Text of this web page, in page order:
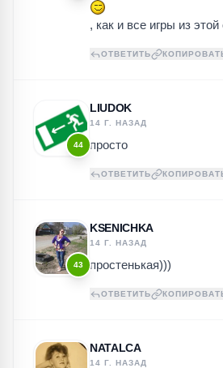
, как и все игры из этой
ОТВЕТИТЬ
44
LIUDOK
14 Г. НАЗАД
просто
ОТВЕТИТЬ
43
KSENICHKA
14 Г. НАЗАД
простенькая)))
ОТВЕТИТЬ
NATALCA
14 Г. НАЗАД